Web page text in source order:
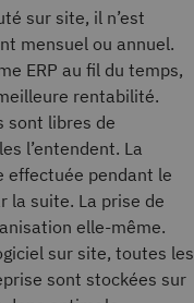
sur site, il n’est
mensuel ou annuel.
ERP au fil du temps,
rentabilité.
sont libres de
l’entendent. La
effectuée pendant le
la suite. La prise de
elle-même.
sur site, toutes les
sont stockées sur